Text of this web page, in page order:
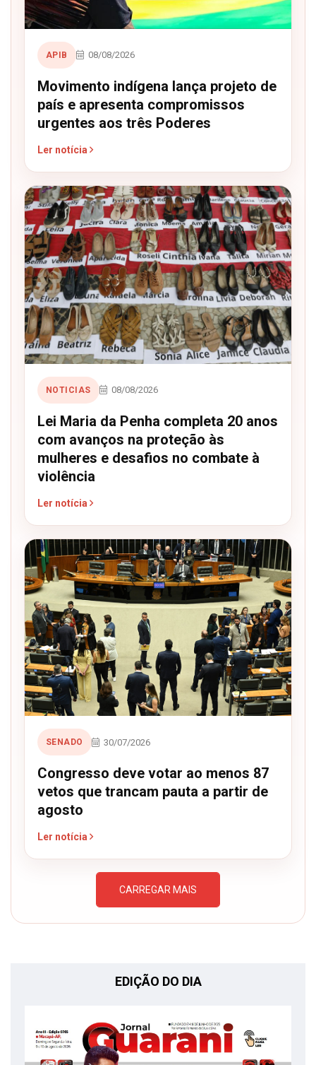
APIB 08/08/2026
Movimento indígena lança projeto de
país e apresenta compromissos
urgentes aos três Poderes
Ler notícia
NOTICIAS 08/08/2026
Lei Maria da Penha completa 20 anos
com avanços na proteção às
mulheres e desafios no combate à
violência
Ler notícia
SENADO 30/07/2026
Congresso deve votar ao menos 87
vetos que trancam pauta a partir de
agosto
Ler notícia
CARREGAR MAIS
EDIÇÃO DO DIA